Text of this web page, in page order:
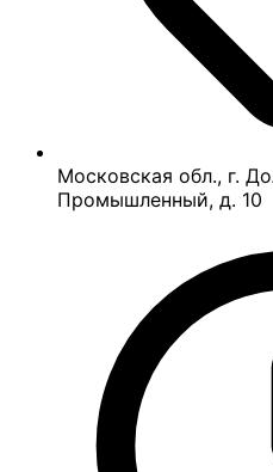
Московская обл., г.
Промышленный, д. 10